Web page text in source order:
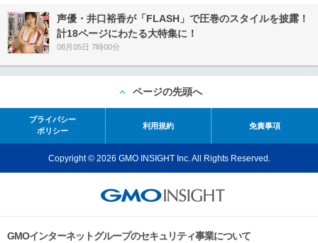
声優・井口裕香が「FLASH」で圧巻のスタイルを披露！
計18ページにわたる大特集に！
08月05日 7時00分
ページの先頭へ
プライバシー
ポリシー
利用規約 免責事項
Copyright © 2026 GMO INSIGHT Inc. All Rights Reserved.
GMOインターネットグループのセキュリティ事業について